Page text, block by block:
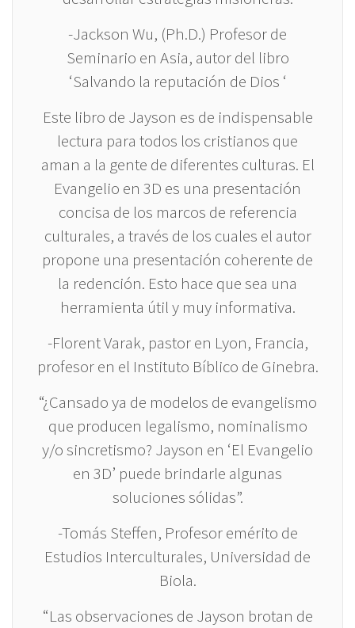
-Jackson Wu, (Ph.D.) Profesor de
Seminario en Asia, autor del libro
‘Salvando la reputación de Dios ‘
Este libro de Jayson es de indispensable
lectura para todos los cristianos que
aman a la gente de diferentes culturas. El
Evangelio en 3D es una presentación
concisa de los marcos de referencia
culturales, a través de los cuales el autor
propone una presentación coherente de
la redención. Esto hace que sea una
herramienta útil y muy informativa.
-Florent Varak, pastor en Lyon, Francia,
profesor en el Instituto Bíblico de Ginebra.
“¿Cansado ya de modelos de evangelismo
que producen legalismo, nominalismo
y/o sincretismo? Jayson en ‘El Evangelio
en 3D’ puede brindarle algunas
soluciones sólidas”.
-Tomás Steffen, Profesor emérito de
Estudios Interculturales, Universidad de
Biola.
“Las observaciones de Jayson brotan de